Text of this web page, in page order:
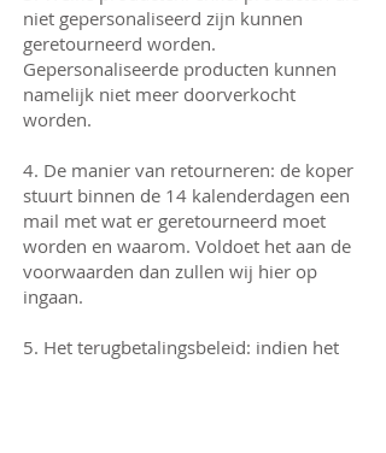
niet gepersonaliseerd zijn kunnen
geretourneerd worden.
Gepersonaliseerde producten kunnen
namelijk niet meer doorverkocht
worden.
4. De manier van retourneren: de koper
stuurt binnen de 14 kalenderdagen een
mail met wat er geretourneerd moet
worden en waarom. Voldoet het aan de
voorwaarden dan zullen wij hier op
ingaan.
5. Het terugbetalingsbeleid: indien het